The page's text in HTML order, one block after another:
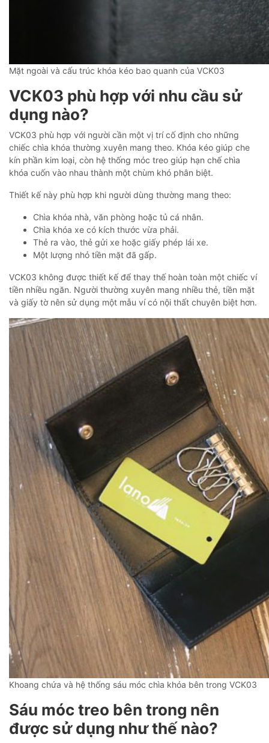
Mặt ngoài và cấu trúc khóa kéo bao quanh của VCK03
VCK03 phù hợp với nhu cầu sử
dụng nào?
VCK03 phù hợp với người cần một vị trí cố định cho những
chiếc chìa khóa thường xuyên mang theo. Khóa kéo giúp che
kín phần kim loại, còn hệ thống móc treo giúp hạn chế chìa
khóa cuốn vào nhau thành một chùm khó phân biệt.
Thiết kế này phù hợp khi người dùng thường mang theo:
Chìa khóa nhà, văn phòng hoặc tủ cá nhân.
Chìa khóa xe có kích thước vừa phải.
Thẻ ra vào, thẻ gửi xe hoặc giấy phép lái xe.
Một lượng nhỏ tiền mặt đã gấp.
VCK03 không được thiết kế để thay thế hoàn toàn một chiếc ví
tiền nhiều ngăn. Người thường xuyên mang nhiều thẻ, tiền mặt
và giấy tờ nên sử dụng một mẫu ví có nội thất chuyên biệt hơn.
Khoang chứa và hệ thống sáu móc chìa khóa bên trong VCK03
Sáu móc treo bên trong nên
được sử dụng như thế nào?